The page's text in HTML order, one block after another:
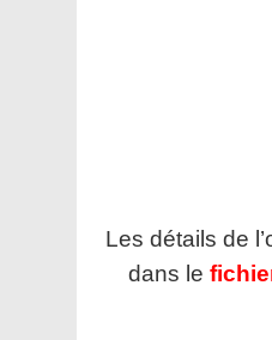
Les détails de
dans le